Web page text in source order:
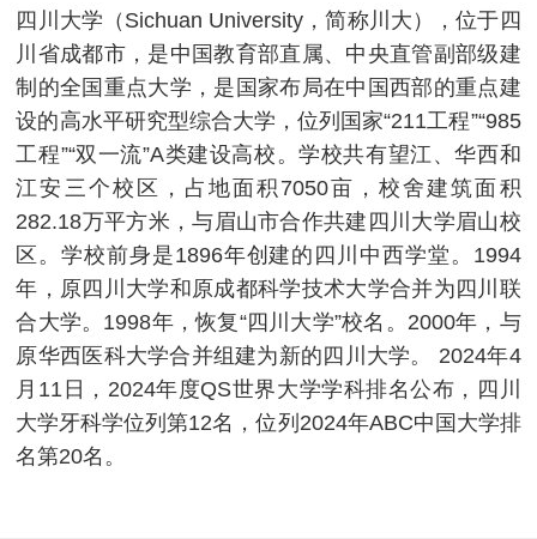
四川大学（Sichuan University，简称川大），位于四
川省成都市，是中国教育部直属、中央直管副部级建
制的全国重点大学，是国家布局在中国西部的重点建
设的高水平研究型综合大学，位列国家“211工程”“985
工程”“双一流”A类建设高校。学校共有望江、华西和
江安三个校区，占地面积7050亩，校舍建筑面积
282.18万平方米，与眉山市合作共建四川大学眉山校
区。学校前身是1896年创建的四川中西学堂。1994
年，原四川大学和原成都科学技术大学合并为四川联
合大学。1998年，恢复“四川大学”校名。2000年，与
原华西医科大学合并组建为新的四川大学。 2024年4
月11日，2024年度QS世界大学学科排名公布，四川
大学牙科学位列第12名，位列2024年ABC中国大学排
名第20名。